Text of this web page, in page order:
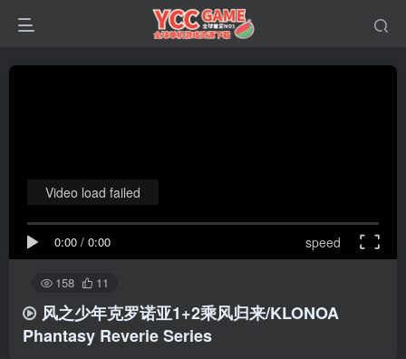
0:00 / 0:00 speed
Video load failed
158 11
风之少年克罗诺亚1+2乘风归来/KLONOA
Phantasy Reverie Series